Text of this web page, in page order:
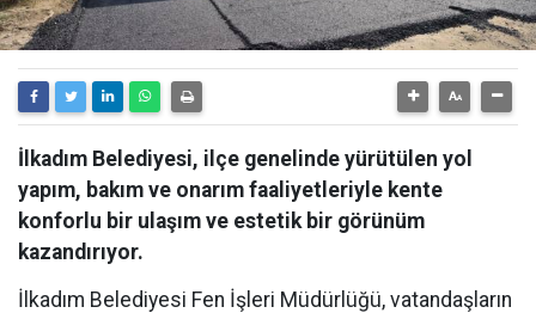
İlkadım Belediyesi, ilçe genelinde yürütülen yol
yapım, bakım ve onarım faaliyetleriyle kente
konforlu bir ulaşım ve estetik bir görünüm
kazandırıyor.
İlkadım Belediyesi Fen İşleri Müdürlüğü, vatandaşların